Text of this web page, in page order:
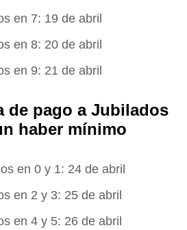
en 7: 19 de abril
en 8: 20 de abril
en 9: 21 de abril
de pago a Jubilados
haber mínimo
en 0 y 1: 24 de abril
en 2 y 3: 25 de abril
en 4 y 5: 26 de abril